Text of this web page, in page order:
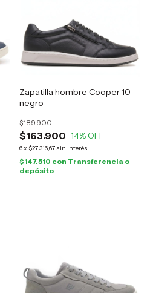
Zapatilla hombre Cooper 10
negro
$163.900
$189.900
14% OFF
6x $27.316,67 sin interés
$147.510 con Transferencia o
depósito